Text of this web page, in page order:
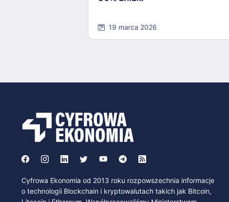
19 marca 2026
Cyfrowa Ekonomia od 2013 roku rozpowszechnia informacje
o technologii Blockchain i kryptowalutach takich jak Bitcoin,